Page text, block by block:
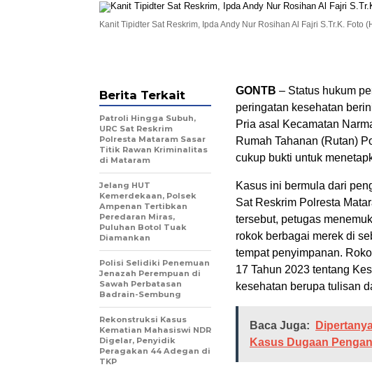
Kanit Tipidter Sat Reskrim, Ipda Andy Nur Rosihan Al Fajri S.Tr.K. Foto
GONTB – Status hukum
peringatan kesehatan
Pria asal Kecamatan
Rumah Tahanan (Rutan)
cukup bukti untuk
Kasus ini bermula dari
Sat Reskrim Polresta
tersebut, petugas
rokok berbagai merek di
tempat penyimpanan.
17 Tahun 2023 tentang
kesehatan berupa tulisan
Baca Juga:
Kasus Dugaan
Berita Terkait
Patroli Hingga Subuh,
URC Sat Reskrim
Polresta Mataram Sasar
Titik Rawan Kriminalitas
di Mataram
Jelang HUT
Kemerdekaan, Polsek
Ampenan Tertibkan
Peredaran Miras,
Puluhan Botol Tuak
Diamankan
Polisi Selidiki Penemuan
Jenazah Perempuan di
Sawah Perbatasan
Badrain-Sembung
Rekonstruksi Kasus
Kematian Mahasiswi NDR
Digelar, Penyidik
Peragakan 44 Adegan di
TKP